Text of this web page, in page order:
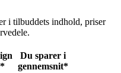
i tilbuddets indhold, priser
Du sparer i
gennemsnit*